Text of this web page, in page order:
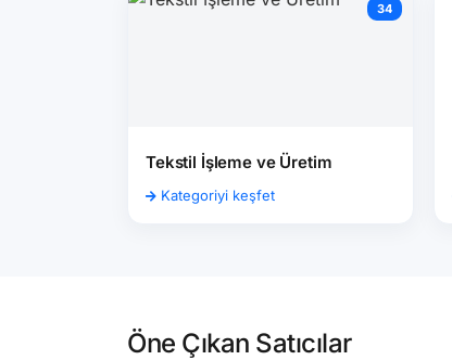
34
Tekstil İşleme ve Üretim
Kategoriyi keşfet
Öne Çıkan Satıcılar